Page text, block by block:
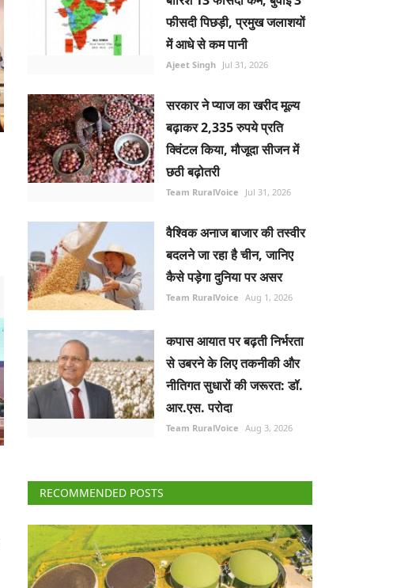
फीसदी पिछड़ी, प्रमुख जलाशयों
में आधे से कम पानी
Ajeet Singh Jul 31, 2026
सरकार ने प्याज का खरीद मूल्य
बढ़ाकर 2,335 रुपये प्रति
क्विंटल किया, मौजूदा सीजन में
छठी बढ़ोतरी
Team RuralVoice Jul 31, 2026
वैश्विक अनाज बाजार की तस्वीर
बदलने जा रहा है चीन, जानिए
कैसे पड़ेगा दुनिया पर असर
Team RuralVoice Aug 1, 2026
कपास आयात पर बढ़ती निर्भरता
से उबरने के लिए तकनीकी और
नीतिगत सुधारों की जरूरत: डॉ.
आर.एस. परोदा
Team RuralVoice Aug 3, 2026
RECOMMENDED POSTS